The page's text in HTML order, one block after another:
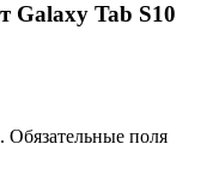
Galaxy Tab S10
Обязательные поля